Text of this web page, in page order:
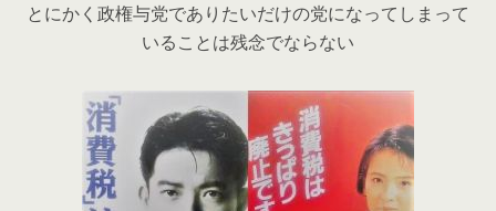
とにかく政権与党でありたいだけの党になってしまって
いることは残念でならない